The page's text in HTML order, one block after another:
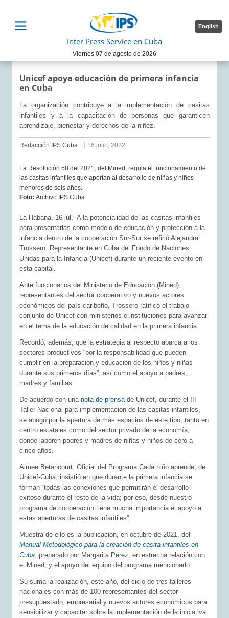
English
Inter Press Service en Cuba
Viernes 07 de agosto de 2026
Unicef apoya educación de primera infancia
en Cuba
La organización contribuye a la implementación de casitas
infantiles y a la capacitación de personas que garanticen
aprendizaje, bienestar y derechos de la niñez.
Redacción IPS Cuba 16 julio, 2022
La Resolución 58 del 2021, del Mined, regula el funcionamiento de
las casitas infantiles que aportan al desarrollo de niñas y niños
menores de seis años.
Foto:Archivo IPS Cuba
La Habana, 16 jul.- A la potencialidad de las casitas infantiles
para presentarlas como modelo de educación y protección a la
infancia dentro de la cooperación Sur-Sur se refirió Alejandra
Trossero, Representante en Cuba del Fondo de Naciones
Unidas para la Infancia (Unicef) durante un reciente evento en
esta capital.
Ante funcionarios del Ministerio de Educación (Mined),
representantes del sector cooperativo y nuevos actores
económicos del país caribeño, Trossero ratificó el trabajo
conjunto de Unicef con ministerios e instituciones para avanzar
en el tema de la educación de calidad en la primera infancia.
Recordó, además, que la estrategia al respecto abarca a los
sectores productivos “por la responsabilidad que pueden
cumplir en la preparación y educación de los niños y niñas
durante sus primeros días”, así como el apoyo a padres,
madres y familias.
De acuerdo con unanota de prensade Unicef, durante el III
Taller Nacional para implementación de las casitas infantiles,
se abogó por la apertura de más espacios de este tipo, tanto en
centro estatales como del sector privado de la economía,
donde laboren padres y madres de niñas y niños de cero a
cinco años.
Aimee Betancourt, Oficial del Programa Cada niño aprende, de
Unicef-Cuba, insistió en que durante la primera infancia se
forman “todas las conexiones que permitirán el desarrollo
exitoso durante el resto de la vida; por eso, desde nuestro
programa de cooperación tiene mucha importancia el apoyo a
estas aperturas de casitas infantiles”.
Muestra de ello es la publicación, en octubre de 2021, del
Manual Metodológico para la creación de casita infantiles en
Cuba, preparado por Margarita Pérez, en estrecha relación con
el Mined, y el apoyo del equipo del programa mencionado.
Su suma la realización, este año, del ciclo de tres talleres
nacionales con más de 100 representantes del sector
presupuestado, empresarial y nuevos actores económicos para
sensibilizar y capacitar sobre la implementación de la iniciativa